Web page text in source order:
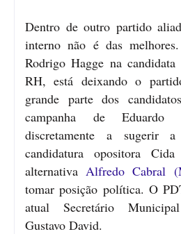
Dentro de outro partido
interno não é das
Rodrigo Hagge na
RH, está deixando o
grande parte dos
campanha de
discretamente a sugerir
candidatura opositora
alternativa Alfredo Cabral
tomar posição política. O
atual Secretário
Gustavo David.